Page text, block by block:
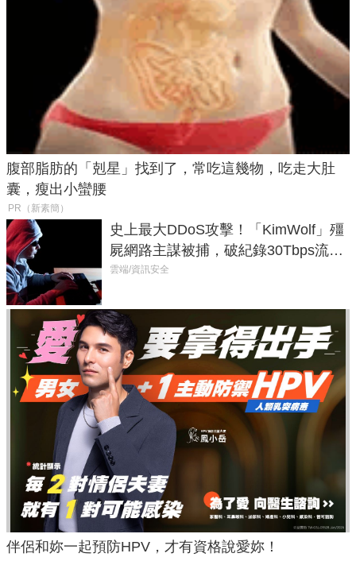
腹部脂肪的「剋星」找到了，常吃這幾物，吃走大肚
囊，瘦出小蠻腰
PR（新素簡）
史上最大DDoS攻擊！「KimWolf」殭
屍網路主謀被捕，破紀錄30Tbps流量
癱瘓全球！
雲端/資訊安全
伴侶和妳一起預防HPV，才有資格說愛妳！